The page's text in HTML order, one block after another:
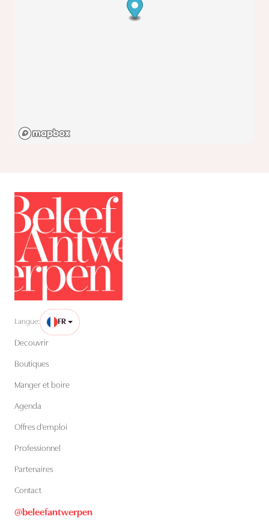
Langue: FR
Decouvrir
Boutiques
Manger et boire
Agenda
Offres d'emploi
Professionnel
Partenaires
Contact
@beleefantwerpen